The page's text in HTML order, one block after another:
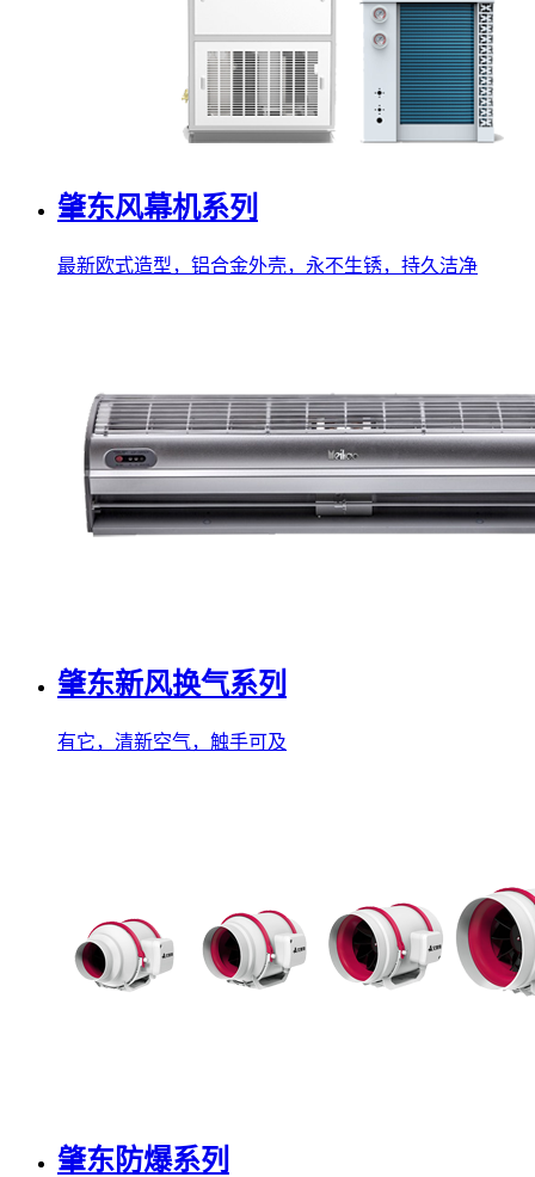
肇东风幕机系列
最新欧式造型，铝合金外壳，永不生锈，持久洁净
肇东新风换气系列
有它，清新空气，触手可及
肇东防爆系列